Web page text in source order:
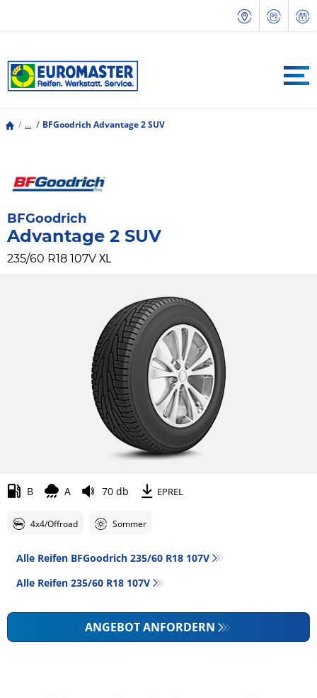
... BFGoodrich Advantage 2 SUV
BFGoodrich
Advantage 2 SUV
235/60 R18 107V XL
B A 70 db EPREL
4x4/Offroad Sommer
Alle Reifen BFGoodrich 235/60 R18 107V
Alle Reifen‎ 235/60 R18 107V
ANGEBOT ANFORDERN